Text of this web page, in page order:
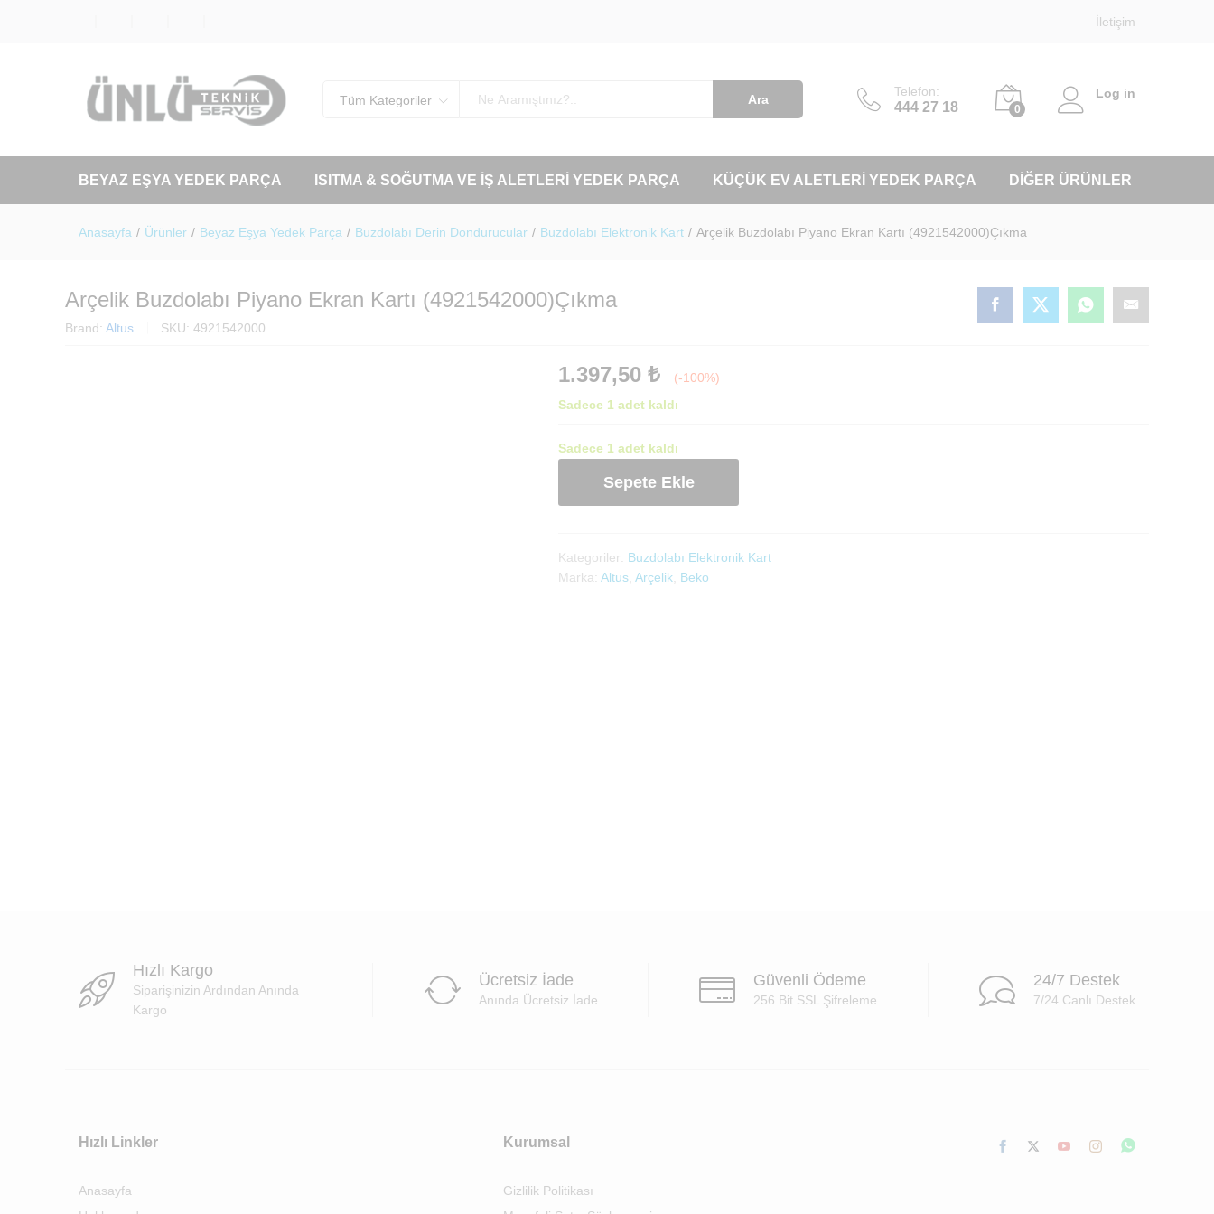
İletişim
Tüm Kategoriler Ara
Telefon:
444 27 18 0
Log in
BEYAZ EŞYA YEDEK PARÇA ISITMA & SOĞUTMA VE İŞ ALETLERI YEDEK PARÇA KÜÇÜK EV ALETLERI YEDEK PARÇA DIĞER ÜRÜNLER
Anasayfa / Ürünler / Beyaz Eşya Yedek Parça / Buzdolabı Derin Dondurucular / Buzdolabı Elektronik Kart / Arçelik Buzdolabı Piyano Ekran Kartı (4921542000)Çıkma
Arçelik Buzdolabı Piyano Ekran Kartı (4921542000)Çıkma
Brand: Altus SKU: 4921542000
1.397,50 ₺
(-100%)
Sadece 1 adet kaldı
Sadece 1 adet kaldı
Buzdolabı
Piyano
(4921542000)Çıkma
adet
Sepete Ekle
Kategoriler: Buzdolabı Elektronik Kart
Marka: Altus Arçelik Beko
Hızlı Kargo
Siparişinizin Ardından Anında
Kargo
Ücretsiz İade
Anında Ücretsiz İade
Güvenli Ödeme
256 Bit SSL Şifreleme
24/7 Destek
7/24 Canlı Destek
Hızlı Linkler
Anasayfa
Kurumsal
Gizlilik Politikası